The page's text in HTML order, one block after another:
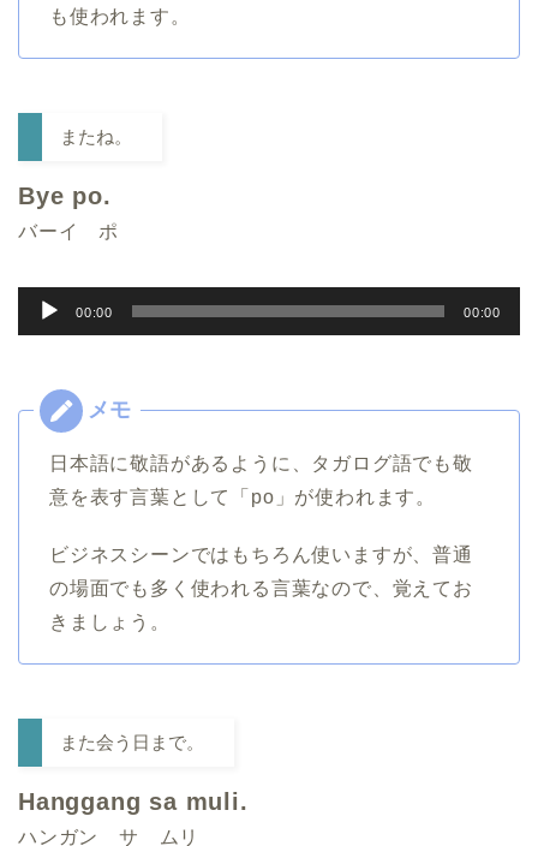
も使われます。
またね。
Bye po.
バーイ ポ
声
00:00 00:00
日本語に敬語があるように、タガログ語でも敬
意を表す言葉として「po」が使われます。
ビジネスシーンではもちろん使いますが、普通
の場面でも多く使われる言葉なので、覚えてお
きましょう。
また会う日まで。
Hanggang sa muli.
ハンガン サ ムリ